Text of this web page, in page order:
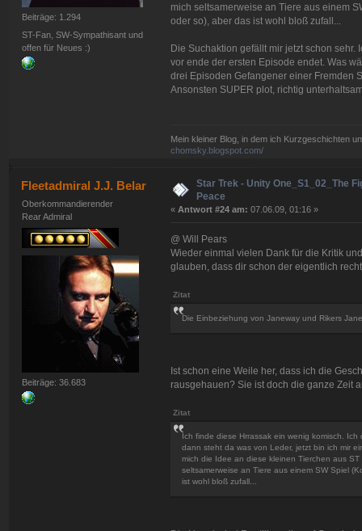
Beiträge: 1.294
ST-Fan, SW-Sympathisant und
offen für Neues :)
mich seltsamerweise an Tiere aus einem
oder so), aber das ist wohl bloß zufall...
Die Suchaktion gefällt mir jetzt schon
vor ende der ersten Episode endet. Was
drei Episoden Gefangener einer Fremden
Ansonsten SUPER plot, richtig
Mein kleiner Blog, in dem ich Kurzgeschichten
chomsky.blogspot.com/
Fleetadmiral J.J. Belar
Oberkommandierender
Rear Admiral
Beiträge: 36.683
Star Trek - Unity One_S1_02_The
Peace
« Antwort #24 am: 07.06.09, 01:16 »
@ Will Pears
Wieder einmal vielen Dank für die Kritik
glauben, dass dir schon der eigentlich
Zitat
Die Einbeziehung von Janeway und Rikers
Ist schon eine Weile her, dass ich die
rausgehauen? Sie ist doch die ganze Zeit
Zitat
Ich finde diese Hrrassak ein wenig komisch.
dann steht da was von Leder, jetzt bin ich mir
mich die Idee an diese kleinen Tierchen aus
seltsamerweise an Tiere aus einem SW Spiel
ist wohl bloß zufall...